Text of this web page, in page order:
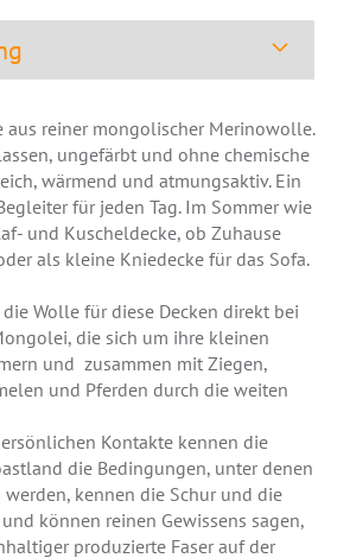
aus reiner mongolischer Merinowolle.
ungefärbt und ohne chemische
wärmend und atmungsaktiv. Ein
für jeden Tag. Im Sommer wie
und Kuscheldecke, ob Zuhause
als kleine Kniedecke für das Sofa.
Wolle für diese Decken direkt bei
die sich um ihre kleinen
und zusammen mit Ziegen,
und Pferden durch die weiten
Kontakte kennen die
die Bedingungen, unter denen
kennen die Schur und die
können reinen Gewissens sagen,
produzierte Faser auf der